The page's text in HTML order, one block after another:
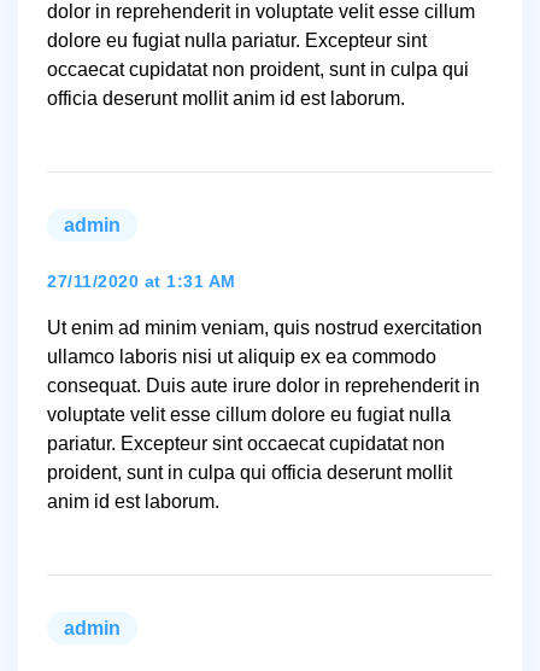
dolor in reprehenderit in voluptate velit esse cillum
dolore eu fugiat nulla pariatur. Excepteur sint
occaecat cupidatat non proident, sunt in culpa qui
officia deserunt mollit anim id est laborum.
admin
27/11/2020 at 1:31 AM
Ut enim ad minim veniam, quis nostrud exercitation
ullamco laboris nisi ut aliquip ex ea commodo
consequat. Duis aute irure dolor in reprehenderit in
voluptate velit esse cillum dolore eu fugiat nulla
pariatur. Excepteur sint occaecat cupidatat non
proident, sunt in culpa qui officia deserunt mollit
anim id est laborum.
admin